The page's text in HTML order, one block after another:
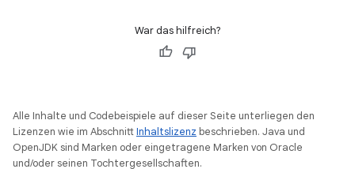
War das hilfreich?
Alle Inhalte und Codebeispiele auf dieser Seite unterliegen den
Lizenzen wie im AbschnittInhaltslizenz beschrieben. Java und
OpenJDK sind Marken oder eingetragene Marken von Oracle
und/oder seinen Tochtergesellschaften.